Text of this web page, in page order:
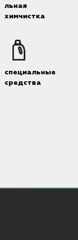
льная
химчистка
специальные
средства